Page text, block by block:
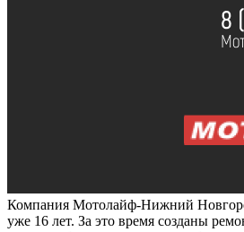
Компания Мотолайф-Нижний
уже 16 лет. За это время созданы